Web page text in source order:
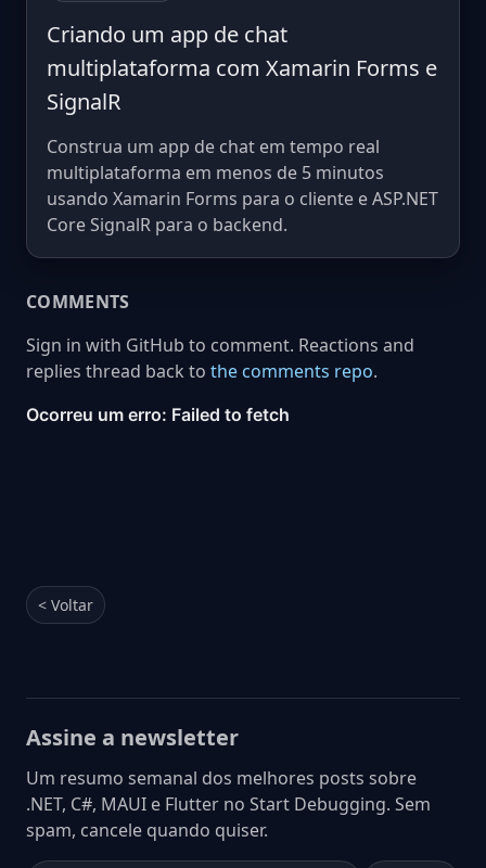
Criando um app de chat
multiplataforma com Xamarin Forms e
SignalR
Construa um app de chat em tempo real
multiplataforma em menos de 5 minutos
usando Xamarin Forms para o cliente e ASP.NET
Core SignalR para o backend.
COMMENTS
Sign in with GitHub to comment. Reactions and
replies thread back to the comments repo.
< Voltar
Assine a newsletter
Um resumo semanal dos melhores posts sobre
.NET, C#, MAUI e Flutter no Start Debugging. Sem
spam, cancele quando quiser.